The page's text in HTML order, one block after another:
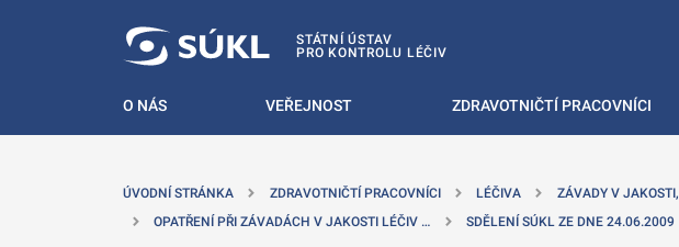
STÁTNÍ ÚSTAV
PRO KONTROLU LÉČIV
O NÁS VEŘEJNOST ZDRAVOTNIČTÍ PRACOVNÍCI
ÚVODNÍ STRÁNKA ZDRAVOTNIČTÍ PRACOVNÍCI LÉČIVA ZÁVADY V
OPATŘENÍ PŘI ZÁVADÁCH V JAKOSTI LÉČIV …
SDĚLENÍ SÚKL ZE DNE 24.06.2009